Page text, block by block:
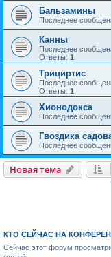
Бальзамины
Последнее
Канны
Последнее
Ответы: 1
Трициртис
Последнее
Ответы: 1
Хионодокса
Последнее
Гвоздика
Последнее
Новая тема
КТО СЕЙЧАС НА
Сейчас этот форум